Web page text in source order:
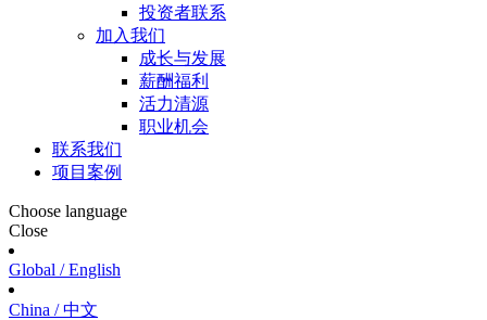
投资者联系
加入我们
成长与发展
薪酬福利
活力清源
职业机会
联系我们
项目案例
Choose language
Close
Global / English
China / 中文